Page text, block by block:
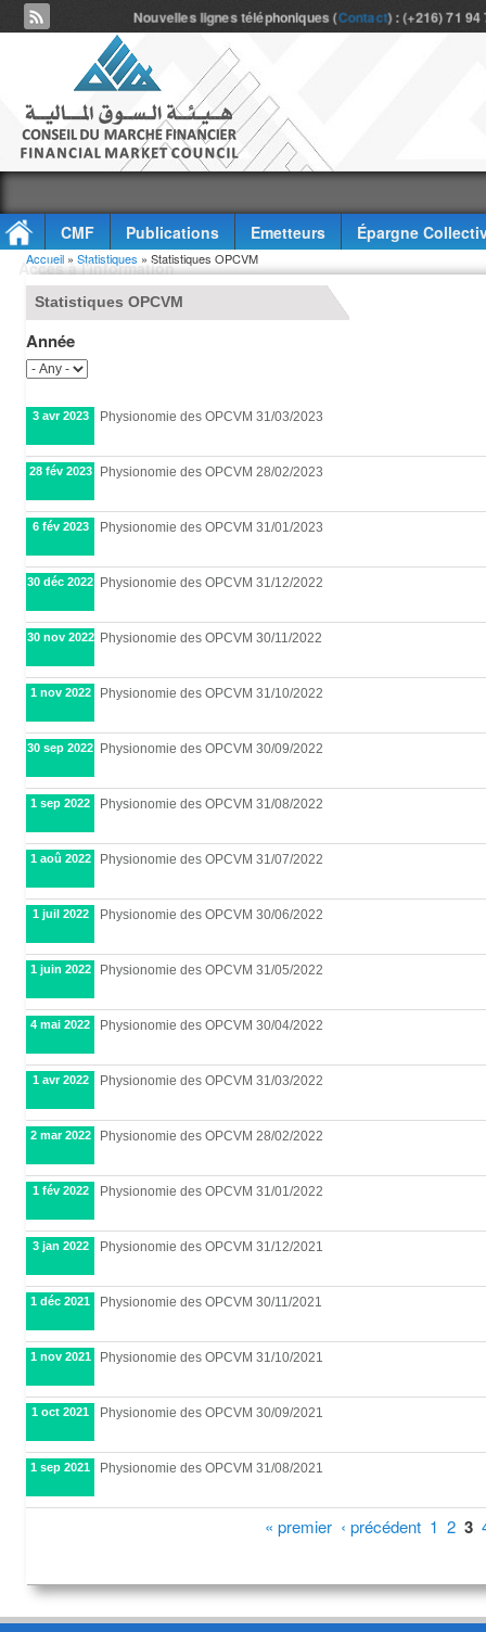
Nouvelles lignes téléphoniques (Contact) : (+216) 71
CMF Publications Emetteurs
Épargne
Accès à l'information
Vous êtes ici
Accueil » Statistiques » Statistiques OPCVM
Statistiques OPCVM
Année
3 avr 2023 Physionomie des OPCVM 31/03/2023
28 fév 2023 Physionomie des OPCVM 28/02/2023
6 fév 2023 Physionomie des OPCVM 31/01/2023
30 déc 2022 Physionomie des OPCVM 31/12/2022
30 nov 2022 Physionomie des OPCVM 30/11/2022
1 nov 2022 Physionomie des OPCVM 31/10/2022
30 sep 2022 Physionomie des OPCVM 30/09/2022
1 sep 2022 Physionomie des OPCVM 31/08/2022
1 aoû 2022 Physionomie des OPCVM 31/07/2022
1 juil 2022 Physionomie des OPCVM 30/06/2022
1 juin 2022 Physionomie des OPCVM 31/05/2022
4 mai 2022 Physionomie des OPCVM 30/04/2022
1 avr 2022 Physionomie des OPCVM 31/03/2022
2 mar 2022 Physionomie des OPCVM 28/02/2022
1 fév 2022 Physionomie des OPCVM 31/01/2022
3 jan 2022 Physionomie des OPCVM 31/12/2021
1 déc 2021 Physionomie des OPCVM 30/11/2021
1 nov 2021 Physionomie des OPCVM 31/10/2021
1 oct 2021 Physionomie des OPCVM 30/09/2021
1 sep 2021 Physionomie des OPCVM 31/08/2021
« premier ‹ précédent 1 2 3